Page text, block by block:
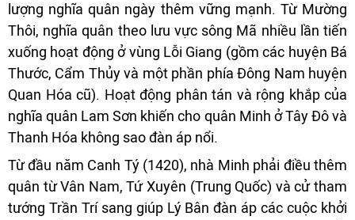
lượng nghĩa quân ngày thêm vững mạnh. Từ Mường
Thôi, nghĩa quân theo lưu vực sông Mã nhiều lần tiến
xuống hoạt động ở vùng Lỗi Giang (gồm các huyện Bá
Thước, Cẩm Thủy và một phần phía Đông Nam huyện
Quan Hóa cũ). Hoạt động phân tán và rộng khắp của
nghĩa quân Lam Sơn khiến cho quân Minh ở Tây Đô và
Thanh Hóa không sao đàn áp nổi.
Từ đầu năm Canh Tý (1420), nhà Minh phải điều thêm
quân từ Vân Nam, Tứ Xuyên (Trung Quốc) và cử tham
tướng Trần Trí sang giúp Lý Bân đàn áp các cuộc khởi